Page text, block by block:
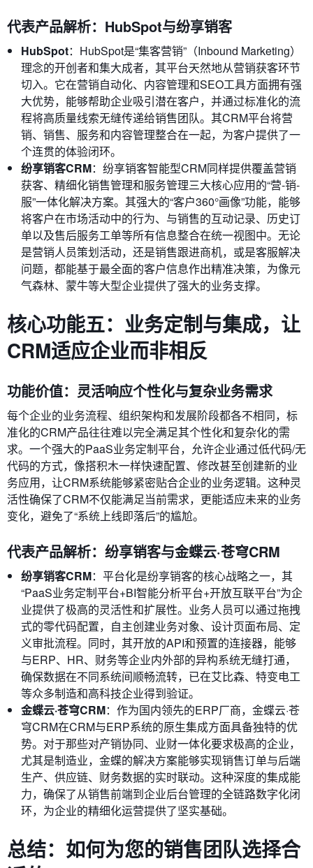
代表产品解析：HubSpot与纷享销客
HubSpot：HubSpot是“集客营销”（Inbound Marketing）
理念的开创者和集大成者，其平台天然地从营销获客环节
切入。它在营销自动化、内容管理和SEO工具方面拥有强
大优势，能够帮助企业吸引潜在客户，并通过标准化的流
程将高质量线索无缝传递给销售团队。其CRM平台将营
销、销售、服务和内容管理整合在一起，为客户提供了一
个连贯的体验闭环。
纷享销客CRM：纷享销客智能型CRM同样提供覆盖营销
获客、精细化销售管理和服务管理三大核心应用的“营-销-
服”一体化解决方案。其强大的“客户360°画像”功能，能够
将客户在市场活动中的行为、与销售的互动记录、历史订
单以及售后服务工单等所有信息整合在统一视图中。无论
是营销人员策划活动，还是销售跟进商机，或是客服解决
问题，都能基于最全面的客户信息作出精准决策，为像元
气森林、蒙牛等大型企业提供了强大的业务支撑。
核心功能五：业务定制与集成，让
CRM适应企业而非相反
功能价值：灵活响应个性化与复杂业务需求
每个企业的业务流程、组织架构和发展阶段都各不相同，标
准化的CRM产品往往难以完全满足其个性化和复杂化的需
求。一个强大的PaaS业务定制平台，允许企业通过低代码/无
代码的方式，像搭积木一样快速配置、修改甚至创建新的业
务应用，让CRM系统能够紧密贴合企业的业务逻辑。这种灵
活性确保了CRM不仅能满足当前需求，更能适应未来的业务
变化，避免了“系统上线即落后”的尴尬。
代表产品解析：纷享销客与金蝶云·苍穹CRM
纷享销客CRM：平台化是纷享销客的核心战略之一，其
“PaaS业务定制平台+BI智能分析平台+开放互联平台”为企
业提供了极高的灵活性和扩展性。业务人员可以通过拖拽
式的零代码配置，自主创建业务对象、设计页面布局、定
义审批流程。同时，其开放的API和预置的连接器，能够
与ERP、HR、财务等企业内外部的异构系统无缝打通，
确保数据在不同系统间顺畅流转，已在艾比森、特变电工
等众多制造和高科技企业得到验证。
金蝶云·苍穹CRM：作为国内领先的ERP厂商，金蝶云·苍
穹CRM在CRM与ERP系统的原生集成方面具备独特的优
势。对于那些对产销协同、业财一体化要求极高的企业，
尤其是制造业，金蝶的解决方案能够实现销售订单与后端
生产、供应链、财务数据的实时联动。这种深度的集成能
力，确保了从销售前端到企业后台管理的全链路数字化闭
环，为企业的精细化运营提供了坚实基础。
总结：如何为您的销售团队选择合